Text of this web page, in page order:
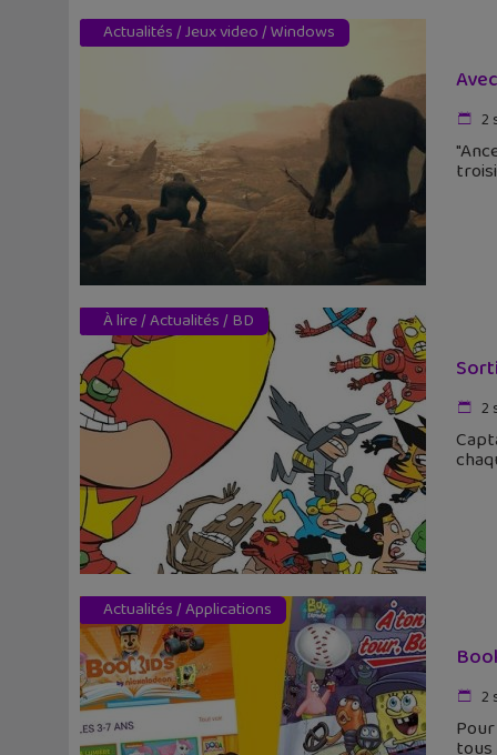
Actualités/Jeux video/Windows
2
À lire/Actualités/ BD
2
Actualités/Applications
2
tous